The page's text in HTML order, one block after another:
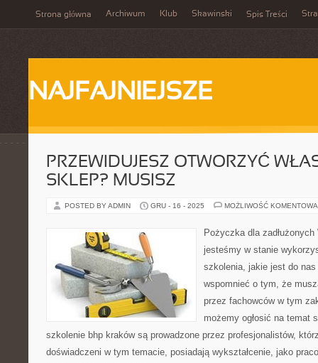
Strona główna Archiwum Klub Skawinski Spis Treści
NAJFAJNIEJSZE
PRZEWIDUJESZ OTWORZYĆ
SKLEP? MUSISZ
POSTED BY ADMIN GRU - 16 - 2025 MOŻLIWOŚĆ
Pożyczka dla
jesteśmy w stanie
szkolenia, jakie jest do
wspomnieć o tym, że
przez fachowców w tym
możemy ogłosić na temat
szkolenie bhp kraków są prowadzone przez profesjonalistów,
doświadczeni w tym temacie, posiadają wykształcenie, jako